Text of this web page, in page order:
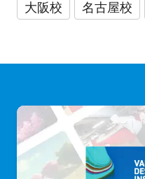
大阪校
名古屋校